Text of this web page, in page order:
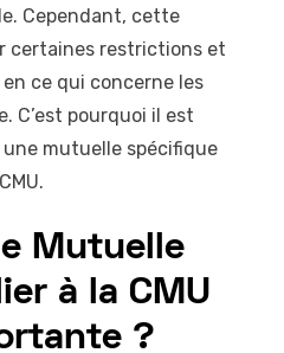
Cependant, cette
certaines restrictions et
ce qui concerne les
C’est pourquoi il est
mutuelle spécifique
Mutuelle
à la CMU
?